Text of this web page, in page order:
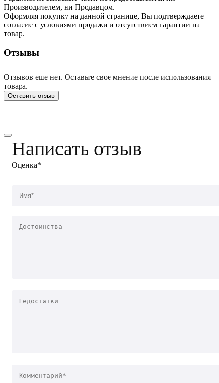
Производителем, ни Продавцом.
Оформляя покупку на данной странице, Вы подтверждаете
согласие с условиями продажи и отсутствием гарантии на
товар.
Отзывы
Отзывов еще нет. Оставьте свое мнение после использования
товара.
Оставить отзыв
Написать отзыв
Оценка*